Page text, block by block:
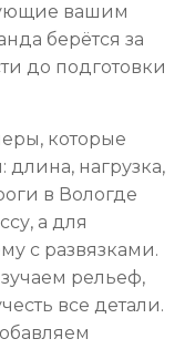
вашим
берётся за
до подготовки
которые
нагрузка,
в Вологде
а для
с развязками.
рельеф,
все детали.